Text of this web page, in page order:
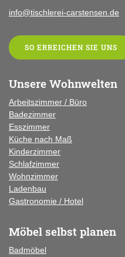
info@tischlerei-carstensen.de
SO ERREICHEN SIE UNS
Unsere Wohnwelten
Arbeitszimmer / Büro
Badezimmer
Esszimmer
Küche nach Maß
Kinderzimmer
Schlafzimmer
Wohnzimmer
Ladenbau
Gastronomie / Hotel
Möbel selbst planen
Badmöbel